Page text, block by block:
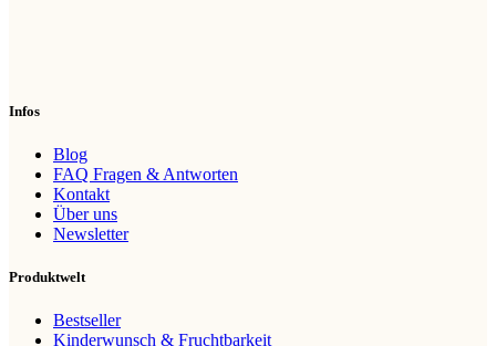
Infos
Blog
FAQ Fragen & Antworten
Kontakt
Über uns
Newsletter
Produktwelt
Bestseller
Kinderwunsch & Fruchtbarkeit